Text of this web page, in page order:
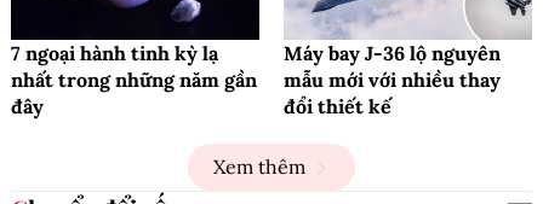
7 ngoại hành tinh kỳ lạ
nhất trong những năm gần
đây
Máy bay J-36 lộ nguyên
mẫu mới với nhiều thay
đổi thiết kế
Xem thêm